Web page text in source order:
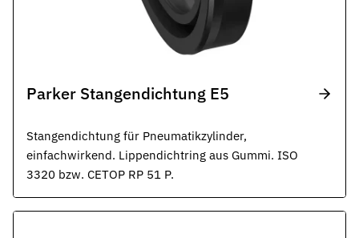
Parker Stangendichtung E5
Stangendichtung für Pneumatikzylinder,
einfachwirkend. Lippendichtring aus Gummi. ISO
3320 bzw. CETOP RP 51 P.